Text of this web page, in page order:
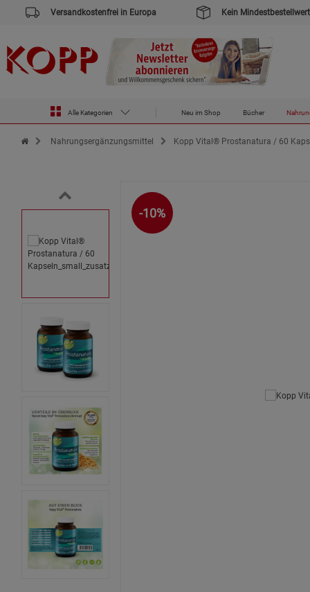
Versandkostenfrei in Europa Kein Mindestbestellwert
Alle Kategorien Neu im Shop Bücher
Zur Startseite des Kopp Verlag Online-Shop
Nahrungsergänzungsmittel Kopp Vital® Prostanatura / 60
-10%